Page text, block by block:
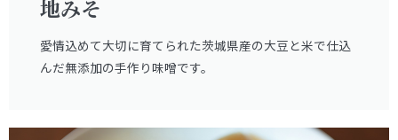
地みそ
愛情込めて大切に育てられた茨城県産の大豆と米で仕込
んだ無添加の手作り味噌です。